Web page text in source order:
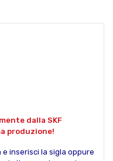
dalla SKF
produzione!
inserisci la sigla oppure